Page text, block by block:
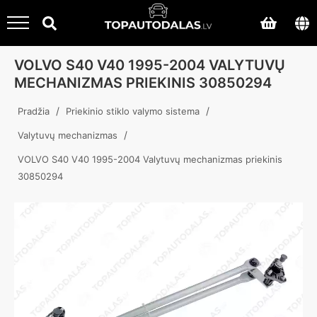
VOLVO S40 V40 1995-2004 VALYTUVŲ
MECHANIZMAS PRIEKINIS 30850294
Pradžia / Priekinio stiklo valymo sistema /
Valytuvų mechanizmas /
VOLVO S40 V40 1995-2004 Valytuvų mechanizmas priekinis
30850294